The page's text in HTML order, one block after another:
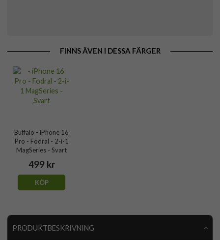
FINNS ÄVEN I DESSA FÄRGER
Buffalo - iPhone 16
Pro - Fodral - 2-i-1
MagSeries - Svart
499 kr
KÖP
PRODUKTBESKRIVNING